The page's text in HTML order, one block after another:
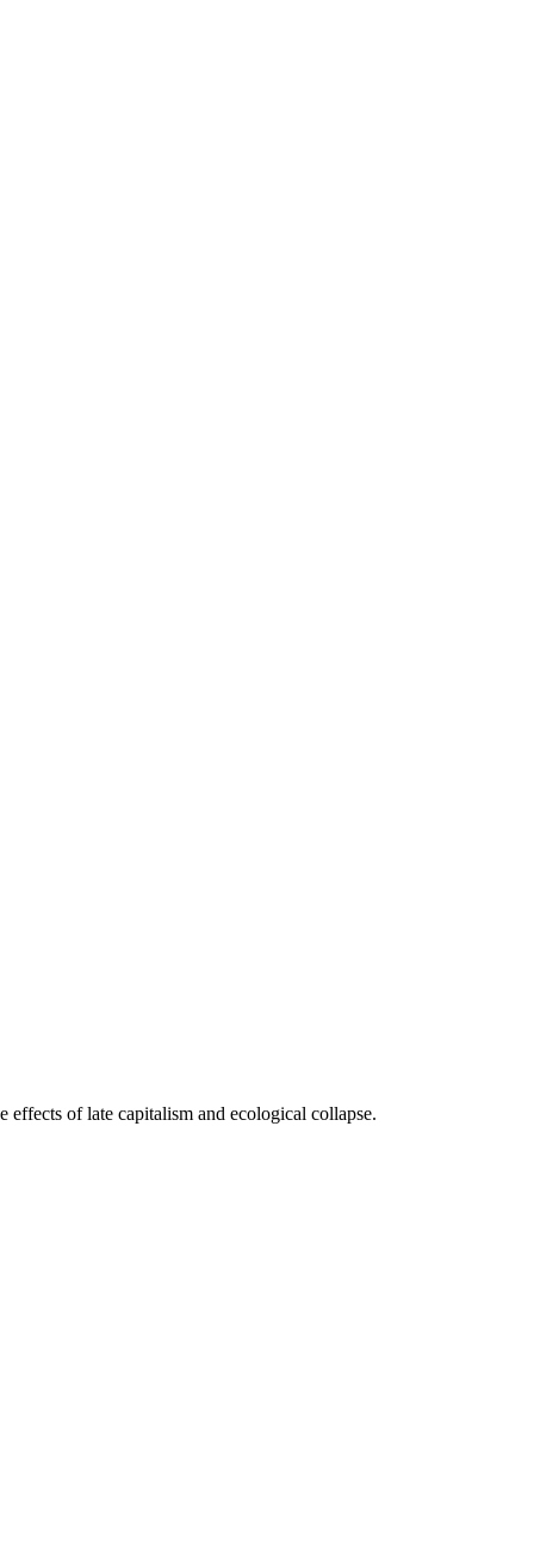
of late capitalism and ecological collapse.